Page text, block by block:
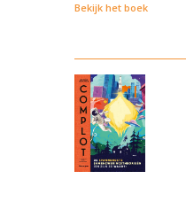
Bekijk het boek